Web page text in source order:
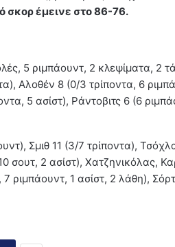
σκορ έμεινε στο 86-76.
5 ριμπάουντ, 2 κλεψίματα, 2
Αλοθέν 8 (0/3 τρίποντα, 6
5 ασίστ), Ράντοβιτς 6 (6
Σμιθ 11 (3/7 τρίποντα),
σουτ, 2 ασίστ), Χατζηνικόλας,
ριμπάουντ, 1 ασίστ, 2 λάθη),